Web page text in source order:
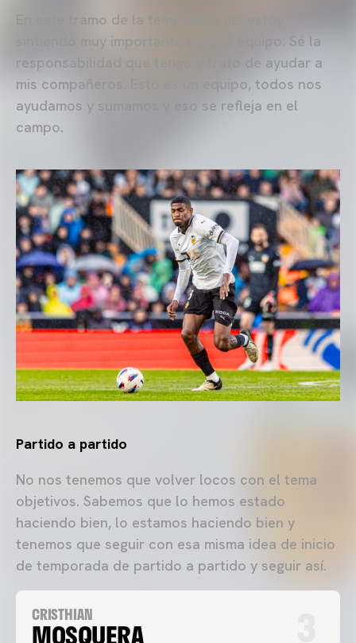
En este tramo de la temporada me estoy
sintiendo muy importante para el equipo. Sé la
responsabilidad que tengo y trato de ayudar a
mis compañeros. Esto es un equipo, todos nos
ayudamos y sumamos y eso se refleja en el
campo.
Partido a partido
No nos tenemos que volver locos con el tema
objetivos. Sabemos que lo hemos estado
haciendo bien, lo estamos haciendo bien y
tenemos que seguir con esa misma idea de inicio
de temporada de partido a partido y seguir así.
CRISTHIAN
MOSQUERA